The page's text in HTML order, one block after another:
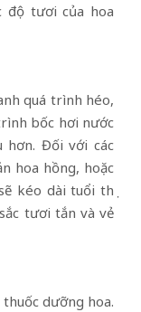
độ tươi của hoa
quá trình héo,
bốc hơi nước
hơn. Đối với các
hoa hồng, hoặc
kéo dài tuổi thọ
tươi tắn và vẻ
dưỡng hoa.